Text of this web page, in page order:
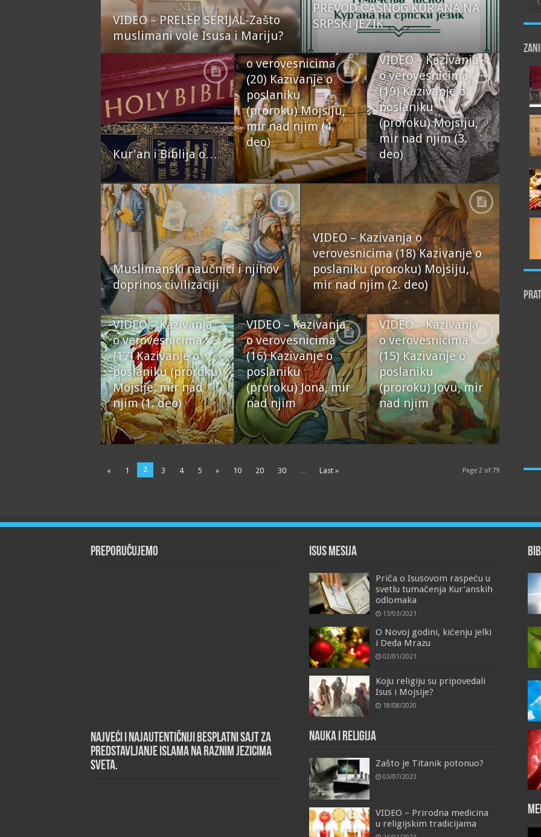
VIDEO – PRELEP SERIJAL-Zašto
muslimani vole Isusa i Mariju?
PREVOD ČASNOG KUR'ANA NA
SRPSKI JEZIK
Kur'an i Biblija o…
VIDEO – Kazivanja
o verovesnicima
(20) Kazivanje o
poslaniku
(proroku) Mojsiju,
mir nad njim (4.
deo)
VIDEO – Kazivanja
o verovesnicima
(19) Kazivanje o
poslaniku
(proroku) Mojsiju,
mir nad njim (3.
deo)
Muslimanski naučnici i njihov
doprinos civilizaciji
VIDEO – Kazivanja o
verovesnicima (18) Kazivanje o
poslaniku (proroku) Mojsiju,
mir nad njim (2. deo)
VIDEO – Kazivanja
o verovesnicima
(17) Kazivanje o
poslaniku (proroku)
Mojsije, mir nad
njim (1. deo)
VIDEO – Kazivanja
o verovesnicima
(16) Kazivanje o
poslaniku
(proroku) Jona, mir
nad njim
VIDEO – Kazivanja
o verovesnicima
(15) Kazivanje o
poslaniku
(proroku) Jovu, mir
nad njim
Page 2 of 79
« 1 2 3 4 5 » 10 20 30 ... Last »
Preporučujemo
Najveći i najautentičniji besplatni sajt za
predstavljanje islama na raznim jezicima
sveta.
Isus Mesija
Priča o Isusovom raspeću u
svetlu tumačenja Kur’anskih
odlomaka
13/03/2021
O Novoj godini, kićenju jelki
i Deda Mrazu
02/01/2021
Koju religiju su pripovedali
Isus i Mojsije?
18/08/2020
Nauka i religija
Zašto je Titanik potonuo?
03/07/2023
VIDEO – Prirodna medicina
u religijskim tradicijama